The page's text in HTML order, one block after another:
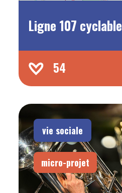
Ligne 107 cyclable
54
vie sociale
micro-projet